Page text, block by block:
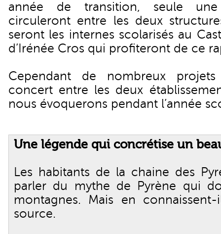
année de transition, seule une
circuleront entre les deux
seront les internes scolarisés au
d’Irénée Cros qui profiteront de ce
Cependant de nombreux
concert entre les deux
nous évoquerons pendant l’année
Une légende qui concrétise un
Les habitants de la chaine des
parler du mythe de Pyrène qui
montagnes. Mais en
source.